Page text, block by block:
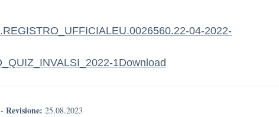
04-2022-
1Download
- Revisione: 25.08.2023